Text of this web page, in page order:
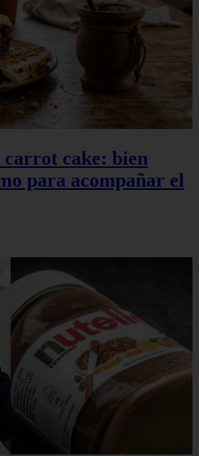
carrot cake: bien
para acompañar el